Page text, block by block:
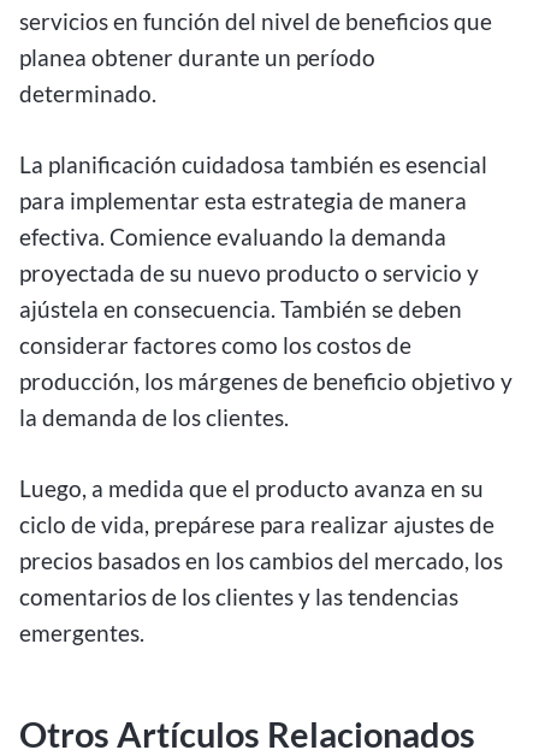
servicios en función del nivel de beneficios que
planea obtener durante un período
determinado.
La planificación cuidadosa también es esencial
para implementar esta estrategia de manera
efectiva. Comience evaluando la demanda
proyectada de su nuevo producto o servicio y
ajústela en consecuencia. También se deben
considerar factores como los costos de
producción, los márgenes de beneficio objetivo y
la demanda de los clientes.
Luego, a medida que el producto avanza en su
ciclo de vida, prepárese para realizar ajustes de
precios basados en los cambios del mercado, los
comentarios de los clientes y las tendencias
emergentes.
Otros Artículos Relacionados